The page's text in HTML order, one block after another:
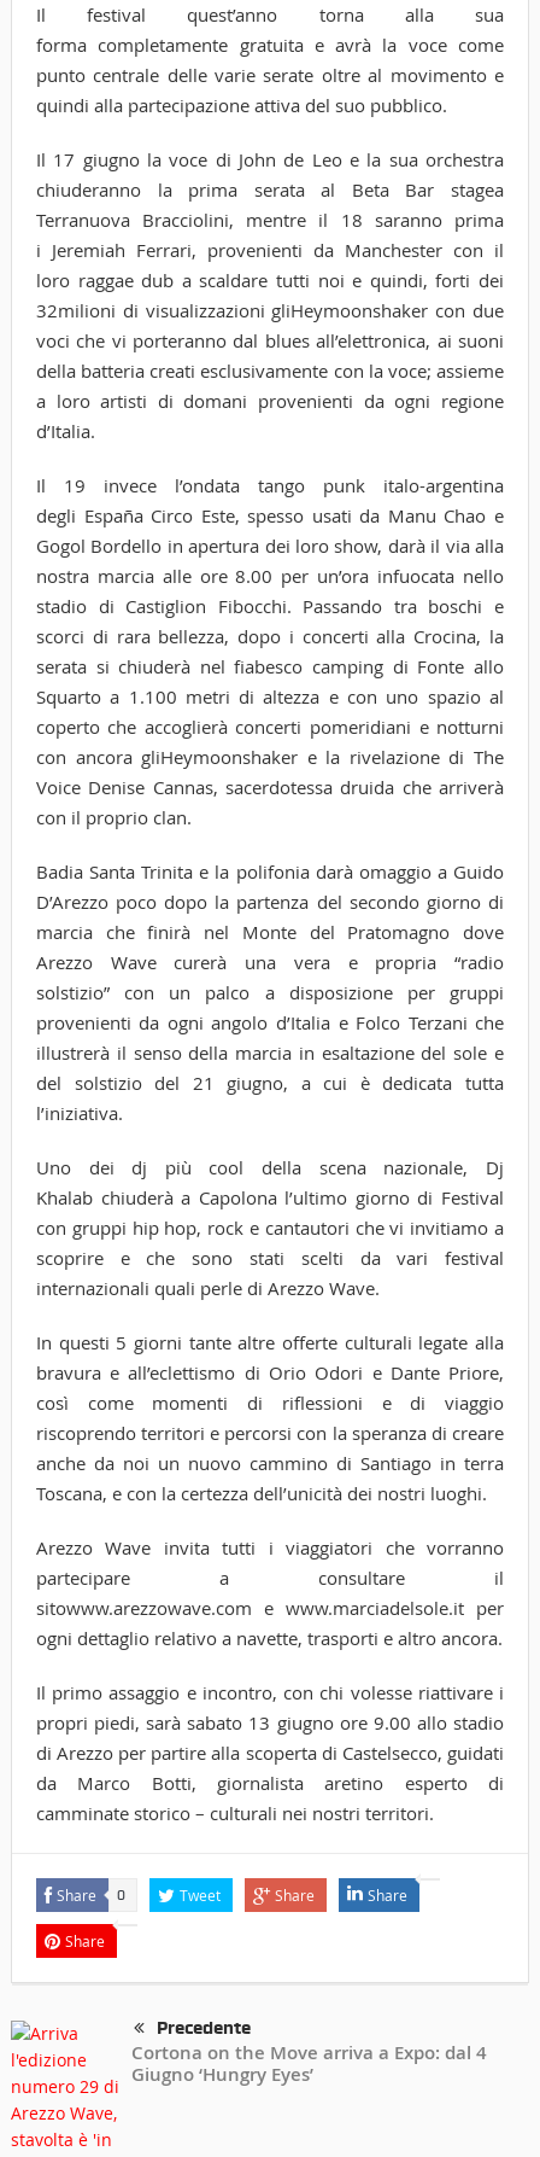
Il festival quest’anno torna alla sua
forma completamente gratuita e avrà la voce come
punto centrale delle varie serate oltre al movimento e
quindi alla partecipazione attiva del suo pubblico.
Il 17 giugno la voce di John de Leo e la sua orchestra
chiuderanno la prima serata al Beta Bar stagea
Terranuova Bracciolini, mentre il 18 saranno prima
i Jeremiah Ferrari, provenienti da Manchester con il
loro raggae dub a scaldare tutti noi e quindi, forti dei
32milioni di visualizzazioni gliHeymoonshaker con due
voci che vi porteranno dal blues all’elettronica, ai suoni
della batteria creati esclusivamente con la voce; assieme
a loro artisti di domani provenienti da ogni regione
d’Italia.
Il 19 invece l’ondata tango punk italo-argentina
degli España Circo Este, spesso usati da Manu Chao e
Gogol Bordello in apertura dei loro show, darà il via alla
nostra marcia alle ore 8.00 per un’ora infuocata nello
stadio di Castiglion Fibocchi. Passando tra boschi e
scorci di rara bellezza, dopo i concerti alla Crocina, la
serata si chiuderà nel fiabesco camping di Fonte allo
Squarto a 1.100 metri di altezza e con uno spazio al
coperto che accoglierà concerti pomeridiani e notturni
con ancora gliHeymoonshaker e la rivelazione di The
Voice Denise Cannas, sacerdotessa druida che arriverà
con il proprio clan.
Badia Santa Trinita e la polifonia darà omaggio a Guido
D’Arezzo poco dopo la partenza del secondo giorno di
marcia che finirà nel Monte del Pratomagno dove
Arezzo Wave curerà una vera e propria “radio
solstizio” con un palco a disposizione per gruppi
provenienti da ogni angolo d’Italia e Folco Terzani che
illustrerà il senso della marcia in esaltazione del sole e
del solstizio del 21 giugno, a cui è dedicata tutta
l’iniziativa.
Uno dei dj più cool della scena nazionale, Dj
Khalab chiuderà a Capolona l’ultimo giorno di Festival
con gruppi hip hop, rock e cantautori che vi invitiamo a
scoprire e che sono stati scelti da vari festival
internazionali quali perle di Arezzo Wave.
In questi 5 giorni tante altre offerte culturali legate alla
bravura e all’eclettismo di Orio Odori e Dante Priore,
così come momenti di riflessioni e di viaggio
riscoprendo territori e percorsi con la speranza di creare
anche da noi un nuovo cammino di Santiago in terra
Toscana, e con la certezza dell’unicità dei nostri luoghi.
Arezzo Wave invita tutti i viaggiatori che vorranno
partecipare a consultare il
sitowww.arezzowave.com e www.marciadelsole.it per
ogni dettaglio relativo a navette, trasporti e altro ancora.
Il primo assaggio e incontro, con chi volesse riattivare i
propri piedi, sarà sabato 13 giugno ore 9.00 allo stadio
di Arezzo per partire alla scoperta di Castelsecco, guidati
da Marco Botti, giornalista aretino esperto di
camminate storico – culturali nei nostri territori.
Share 0 Tweet Share Share
Share
Precedente
Cortona on the Move arriva a Expo: dal 4
Giugno ‘Hungry Eyes’